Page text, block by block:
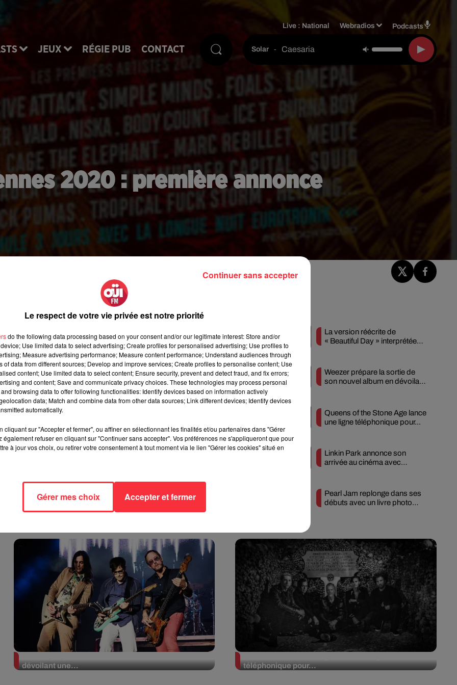
JEUX RÉGIE PUB CONTACT
Live : National Webradios Podcasts
Solar - Caesaria
2020 : première annonce
11 décembre, les organisateurs des Eurockéennes de Belfort
se tiendra du 2 au 4 juillet. Toujours dans un souci d'éclectisme,
Ainsi, on retrouve des groupes forts d'une longue carrière,
plus récents, commeFoals, parmi les têtes d'affiche. On
avec Body Count, du folk rock avecThe Lumineers, sans
Eurockéennes n'hésitent toujours pas à sortir de la sphère rock
et
présentent aussi une nouvelle formule appelée
lives electro, techno et house Le samedi 4 juillet, de minuit
fêteront donc leurs 31 ans au cours de cette édition
comme l'un des événements majeurs dans le paysage
pour voir notamment les prestations de
Slash
La version réécrite de
« Beautiful Day » interprétée
Weezer prépare la sortie de
son nouvel album en dévoilant
Queens of the Stone Age lance
une ligne téléphonique pour...
Linkin Park annonce son
arrivée au cinéma avec
Pearl Jam replonge dans ses
débuts avec un livre photo
dévoilant une...
téléphonique pour...
Le respect de votre vie privée est notre priorité
do the following data processing based on your consent and/or our legitimate interest: Store and/or
Use limited data to select advertising; Create profiles for personalised advertising; Use profiles to
Measure advertising performance; Measure content performance; Understand audiences through
of data from different sources; Develop and improve services; Create profiles to personalise content; Use
content; Use limited data to select content; Ensure security, prevent and detect fraud, and fix errors;
and content; Save and communicate privacy choices. These technologies may process personal
browsing data to offer following functionalities: Identify devices based on information actively
data; Match and combine data from other data sources; Link different devices; Identify devices
automatically.
cliquant sur "Accepter et fermer", ou affiner en sélectionnant les finalités et/ou partenaires dans "Gérer
également refuser en cliquant sur "Continuer sans accepter". Vos préférences ne s'appliqueront que pour
à jour vos choix, ou retirer votre consentement à tout moment via le lien "Gérer les cookies" situé en
Gérer mes choix Accepter et fermer
Continuer sans accepter